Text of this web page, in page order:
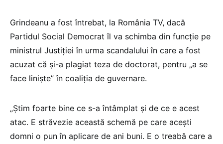
Grindeanu a fost întrebat, la România TV, dacă
Partidul Social Democrat îl va schimba din funcţie pe
ministrul Justiţiei în urma scandalului în care a fost
acuzat că şi-a plagiat teza de doctorat, pentru „a se
face linişte” în coaliţia de guvernare.
„Ştim foarte bine ce s-a întâmplat şi de ce e acest
atac. E străvezie această schemă pe care aceşti
domni o pun în aplicare de ani buni. E o treabă care a